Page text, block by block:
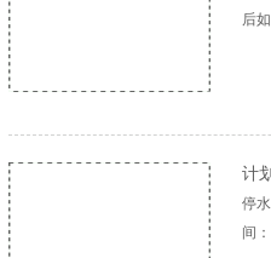
后
计
停
间